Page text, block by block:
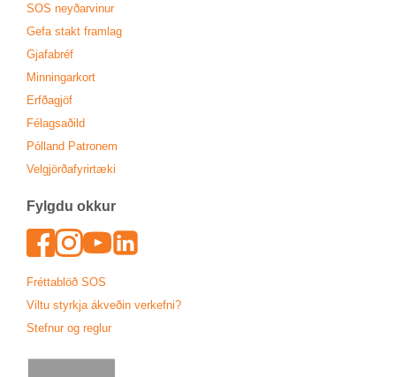
SOS neyð­ar­vin­ur
Gefa stakt fram­lag
Gjafa­bréf
Minn­ing­ar­kort
Erfða­gjöf
Fé­lags­að­ild
Pól­land Patronem
Vel­gjörða­fyr­ir­tæki
Fylgdu okk­ur
Face­book
In­sta­gram
Youtu­be
Lin­ked­In
Frétta­blöð SOS
Viltu styrkja ákveð­in verk­efni?
Stefn­ur og regl­ur